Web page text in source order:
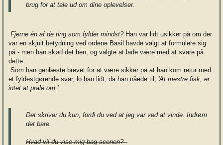
brug for at tale ud om dine oplevelser.
Fjerne én af de ting som fylder mindst?Han var lidt usikker på om der
var en skjult betydning ved ordene Basil havde valgt at formulere sig
på - men han skød det hen, og valgte at lade være med at svare på
dette.
Som han genlæste brevet for at være sikker på at han kom retur med
et fyldestgørende svar, lo han lidt, da han nåede til; 'At mestre fisk, er
intet at prale om.'
Det skriver du kun, fordi du ved at jeg var ved at vinde. Indrøm
det bare.
Hvad vil du vise mig bag scenen?-